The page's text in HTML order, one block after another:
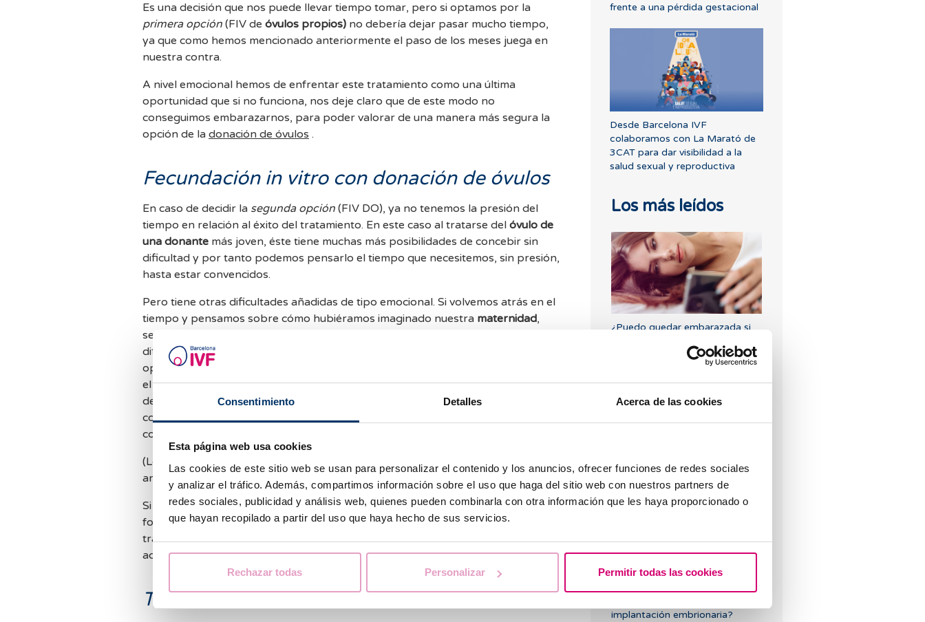
Consentimiento Detalles Acerca de las cookies
Esta página web usa cookies
Las cookies de este sitio web se usan para personalizar el contenido y los anuncios, ofrecer funciones de redes sociales
y analizar el tráfico. Además, compartimos información sobre el uso que haga del sitio web con nuestros partners de
redes sociales, publicidad y análisis web, quienes pueden combinarla con otra información que les haya proporcionado o
que hayan recopilado a partir del uso que haya hecho de sus servicios.
Rechazar todas Personalizar Permitir todas las cookies
Es una decisión que nos puede llevar tiempo tomar, pero si optamos por la
primera opción (FIV de óvulos propios) no debería dejar pasar mucho tiempo,
ya que como hemos mencionado anteriormente el paso de los meses juega en
nuestra contra.
A nivel emocional hemos de enfrentar este tratamiento como una última
oportunidad que si no funciona, nos deje claro que de este modo no
conseguimos embarazarnos, para poder valorar de una manera más segura la
opción de la donación de óvulos .
Fecundación in vitro con donación de óvulos
En caso de decidir la segunda opción (FIV DO), ya no tenemos la presión del
tiempo en relación al éxito del tratamiento. En este caso al tratarse del óvulo de
una donante más joven, éste tiene muchas más posibilidades de concebir sin
dificultad y por tanto podemos pensarlo el tiempo que necesitemos, sin presión,
hasta estar convencidos.
Pero tiene otras dificultades añadidas de tipo emocional. Si volvemos atrás en el
tiempo y pensamos sobre cómo hubiéramos imaginado nuestra maternidad,
seguramente no contemplábamos esta opción ni remotamente. Pero las
dificultades médicas nos han llevado hasta aquí, hemos de verlo como una
opción que, si bien no es la deseada en cuanto al proceso, nos permite conseguir
el objetivo final tener una familia. Hemos de valorarlo mucho ya que no es una
decisión sencilla y en ocasiones aparecen sentimientos ambivalentes, estamos
contentos por tener aún una opción de ser padres, pero tristes porque no es así
como lo hubiéramos imaginado.
(Los aspectos emocionales de la
artículo completo en otra ocasión.)
Si después de una valoración extensa y de reorganizar nuestras prioridades a
fondo, unaFIV DOno es lo que deseamos, hemos de finalizar con los
tratamientos dereproducción asistidao valorar otras opciones como la
adopción por ejemplo.
Tomar decisiones
frente a una pérdida gestacional
Desde Barcelona IVF
colaboramos con La Marató de
3CAT para dar visibilidad a la
salud sexual y reproductiva
Los más leídos
¿Puedo quedar embarazada si
Nuevo embarazo tras un aborto
bioquímico
implantación embrionaria?